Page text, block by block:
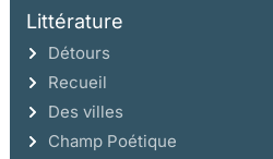
Littérature
Détours
Recueil
Des villes
Champ Poétique